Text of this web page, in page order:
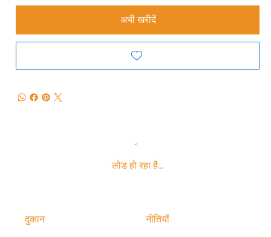
अभी खरीदें
लोड हो रहा है…
दुकान नीतियों